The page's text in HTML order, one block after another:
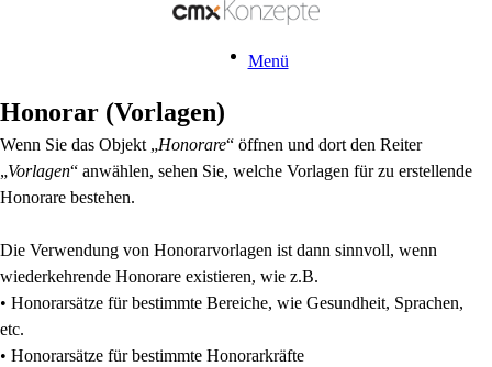
Menü
Honorar (Vorlagen)
Wenn Sie das Objekt „Honorare“ öffnen und dort den Reiter
„Vorlagen“ anwählen, sehen Sie, welche Vorlagen für zu erstellende
Honorare bestehen.
Die Verwendung von Honorarvorlagen ist dann sinnvoll, wenn
wiederkehrende Honorare existieren, wie z.B.
• Honorarsätze für bestimmte Bereiche, wie Gesundheit, Sprachen,
etc.
• Honorarsätze für bestimmte Honorarkräfte